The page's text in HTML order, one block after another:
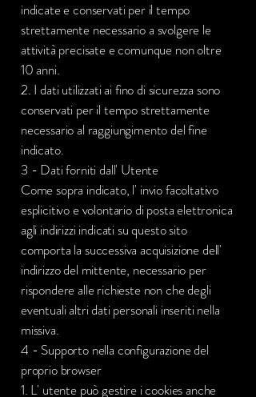
indicate e conservati per il tempo
strettamente necessario a svolgere le
attività precisate e comunque non oltre
10 anni.
2. I dati utilizzati ai fino di sicurezza sono
conservati per il tempo strettamente
necessario al raggiungimento del fine
indicato.
3 - Dati forniti dall' Utente
Come sopra indicato, l' invio facoltativo
esplicitivo e volontario di posta elettronica
agli indirizzi indicati su questo sito
comporta la successiva acquisizione dell'
indirizzo del mittente, necessario per
rispondere alle richieste non che degli
eventuali altri dati personali inseriti nella
missiva.
4 - Supporto nella configurazione del
proprio browser
1. L' utente può gestire i cookies anche